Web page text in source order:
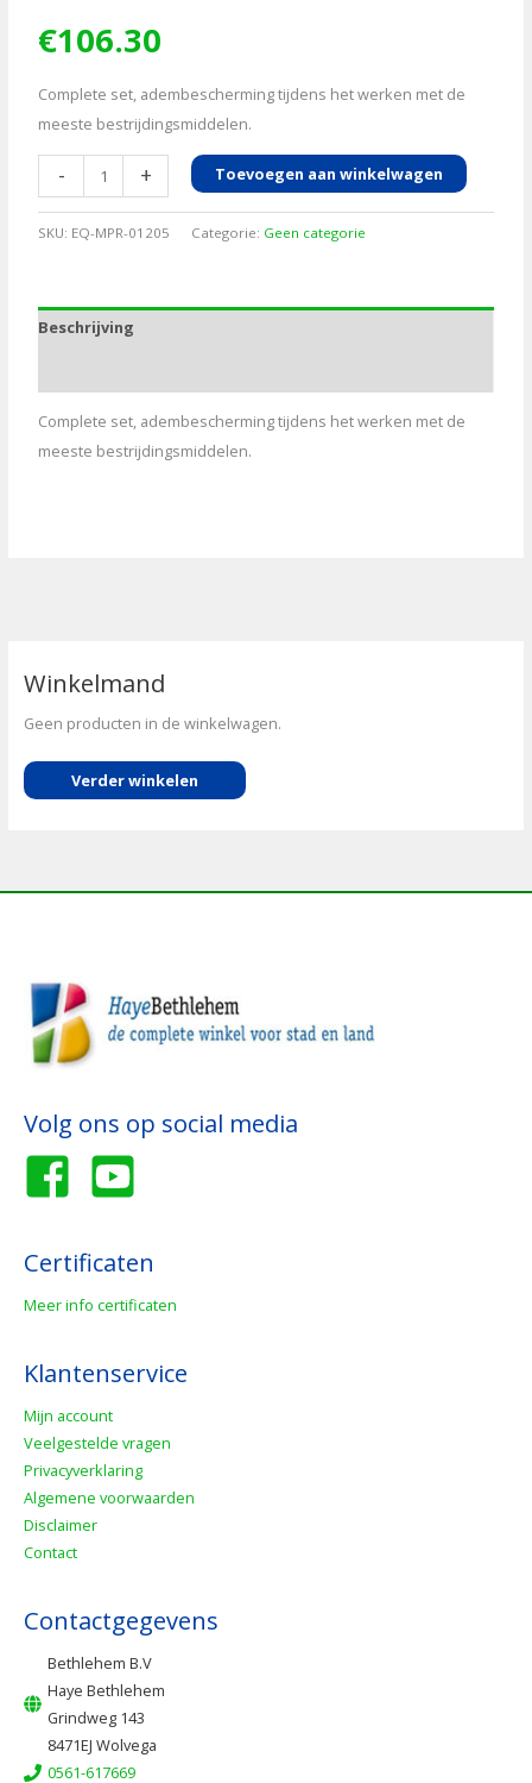
€106.30
Complete set, adembescherming tijdens het werken met de
meeste bestrijdingsmiddelen.
-
Adembeschermingsset
GBM
aantal
+ Toevoegen aan winkelwagen
SKU: EQ-MPR-01205 Categorie: Geen categorie
Beschrijving
Complete set, adembescherming tijdens het werken met de
meeste bestrijdingsmiddelen.
Winkelmand
Geen producten in de winkelwagen.
Verder winkelen
Volg ons op social media
Certificaten
Meer info certificaten
Klantenservice
Mijn account
Veelgestelde vragen
Privacyverklaring
Algemene voorwaarden
Disclaimer
Contact
Contactgegevens
Bethlehem B.V
Haye Bethlehem
Grindweg 143
8471EJ Wolvega
0561-617669